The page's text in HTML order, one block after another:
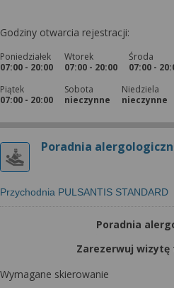
Godziny otwarcia rejestracji:
Poniedziałek
07:00 - 20:00
Wtorek
07:00 - 20:00
Środa
07:00 -
Piątek
07:00 - 20:00
Sobota
nieczynne
Niedziela
nieczynne
Poradnia
Przychodnia PULSANTIS STANDARD
Poradnia
Zarezerwuj
Wymagane skierowanie